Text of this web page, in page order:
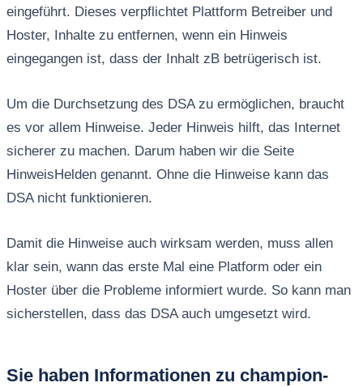
eingeführt. Dieses verpflichtet Plattform Betreiber und
Hoster, Inhalte zu entfernen, wenn ein Hinweis
eingegangen ist, dass der Inhalt zB betrügerisch ist.
Um die Durchsetzung des DSA zu ermöglichen, braucht
es vor allem Hinweise. Jeder Hinweis hilft, das Internet
sicherer zu machen. Darum haben wir die Seite
HinweisHelden genannt. Ohne die Hinweise kann das
DSA nicht funktionieren.
Damit die Hinweise auch wirksam werden, muss allen
klar sein, wann das erste Mal eine Platform oder ein
Hoster über die Probleme informiert wurde. So kann man
sicherstellen, dass das DSA auch umgesetzt wird.
Sie haben Informationen zu champion-